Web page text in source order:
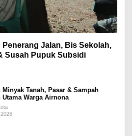
Penerang Jalan, Bis Sekolah,
Susah Pupuk Subsidi
Minyak Tanah, Pasar & Sampah
Utama Warga Airnona